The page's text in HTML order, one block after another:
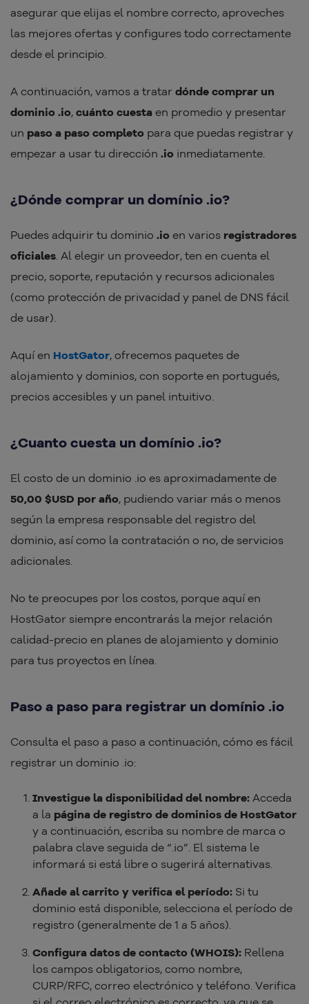
asegurar que elijas el nombre correcto, aproveches
las mejores ofertas y configures todo correctamente
desde el principio.
A continuación, vamos a tratar dónde comprar un
dominio .io, cuánto cuesta en promedio y presentar
un paso a paso completo para que puedas registrar y
empezar a usar tu dirección .io inmediatamente.
¿Dónde comprar un domínio .io?
Puedes adquirir tu dominio .io en varios registradores
oficiales. Al elegir un proveedor, ten en cuenta el
precio, soporte, reputación y recursos adicionales
(como protección de privacidad y panel de DNS fácil
de usar).
Aquí en HostGator, ofrecemos paquetes de
alojamiento y dominios, con soporte en portugués,
precios accesibles y un panel intuitivo.
¿Cuanto cuesta un domínio .io?
El costo de un dominio .io es aproximadamente de
50,00 $USD por año, pudiendo variar más o menos
según la empresa responsable del registro del
dominio, así como la contratación o no, de servicios
adicionales.
No te preocupes por los costos, porque aquí en
HostGator siempre encontrarás la mejor relación
calidad-precio en planes de alojamiento y dominio
para tus proyectos en línea.
Paso a paso para registrar un domínio .io
Consulta el paso a paso a continuación, cómo es fácil
registrar un dominio .io:
Investigue la disponibilidad del nombre: Acceda
a la página de registro de dominios de HostGator
y a continuación, escriba su nombre de marca o
palabra clave seguida de “.io”. El sistema le
informará si está libre o sugerirá alternativas.
Añade al carrito y verifica el período: Si tu
dominio está disponible, selecciona el período de
registro (generalmente de 1 a 5 años).
Configura datos de contacto (WHOIS): Rellena
los campos obligatorios, como nombre,
CURP/RFC, correo electrónico y teléfono. Verifica